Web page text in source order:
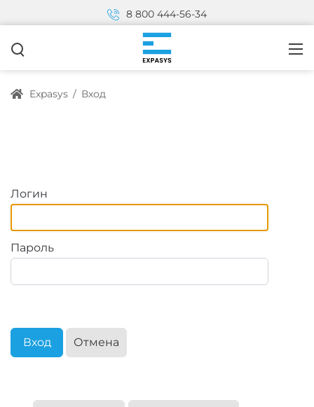
8 800 444-56-34
Expasys / Вход
Логин
Пароль
Вход Отмена